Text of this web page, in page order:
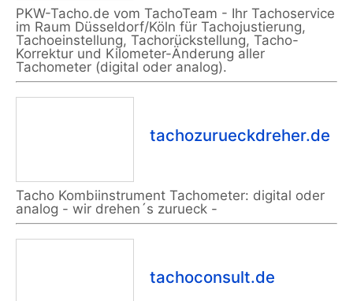
PKW-Tacho.de vom TachoTeam - Ihr Tachoservice
im Raum Düsseldorf/Köln für Tachojustierung,
Tachoeinstellung, Tachorückstellung, Tacho-
Korrektur und Kilometer-Änderung aller
Tachometer (digital oder analog).
tachozurueckdreher.de
Tacho Kombiinstrument Tachometer: digital oder
analog - wir drehen´s zurueck -
tachoconsult.de